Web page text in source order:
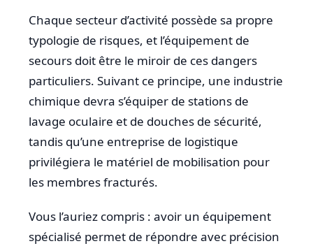
Chaque secteur d’activité possède sa propre
typologie de risques, et l’équipement de
secours doit être le miroir de ces dangers
particuliers. Suivant ce principe, une industrie
chimique devra s’équiper de stations de
lavage oculaire et de douches de sécurité,
tandis qu’une entreprise de logistique
privilégiera le matériel de mobilisation pour
les membres fracturés.
Vous l’auriez compris : avoir un équipement
spécialisé permet de répondre avec précision